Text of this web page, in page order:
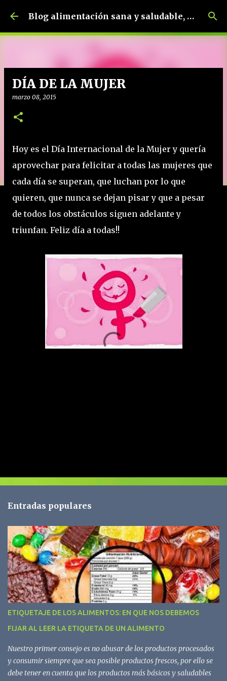
Ir al contenido principal Blog alimentación sana y saludable, dietética y nutrición, dietista-nutricionista.
DÍA DE LA MUJER
marzo 08, 2015
Hoy es el Día Internacional de la Mujer y quería
aprovechar para felicitar a todas las mujeres que
cada día se superan, que luchan por lo que
quieren, que nunca se dejan pisar y que a pesar
de todos los obstáculos siguen adelante y
triunfan. Feliz día a todas!!
n
r
i
o
s
Entradas populares
ETIQUETAJE DE LOS ALIMENTOS: EN QUE NOS DEBEMOS
FIJAR AL LEER LA ETIQUETA DE UN ALIMENTO
Nuestro primer consejo es no abusar de los productos procesados
y consumir siempre que sea posible productos frescos, por ello se
debe tener en cuenta que los productos más básicos y saludables